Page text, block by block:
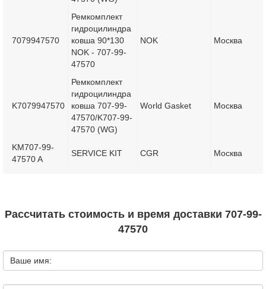
7079947570
Ремкомплект
гидроцилиндра
ковша 90*130
NOK - 707-99-
47570
NOK Москва
K7079947570
Ремкомплект
гидроцилиндра
ковша 707-99-
47570/K707-99-
47570 (WG)
World Gasket Москва
KM707-99-
47570 A
SERVICE KIT CGR Москва
Рассчитать стоимость и время доставки 707-99-
47570
Ваше имя: